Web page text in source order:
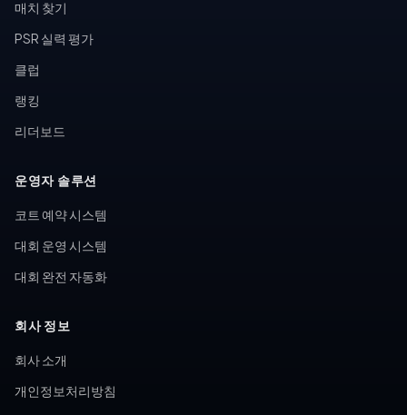
매치 찾기
PSR 실력 평가
클럽
랭킹
리더보드
운영자 솔루션
코트 예약 시스템
대회 운영 시스템
대회 완전 자동화
회사 정보
회사 소개
개인정보처리방침